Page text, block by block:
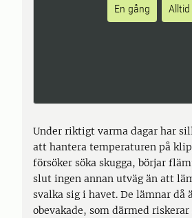
En gång Alltid
Under riktigt varma dagar har
att hantera temperaturen på
försöker söka skugga, börjar
slut ingen annan utväg än att
svalka sig i havet. De lämnar då
obevakade, som därmed